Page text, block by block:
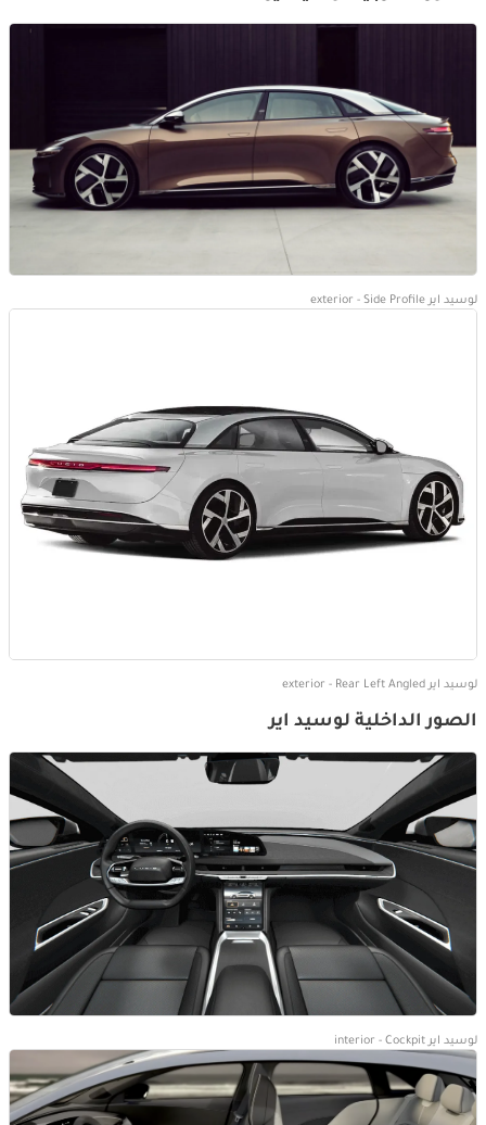
لوسيد اير exterior - Side Profile
لوسيد اير exterior - Rear Left Angled
الصور الداخلية لوسيد اير
لوسيد اير interior - Cockpit